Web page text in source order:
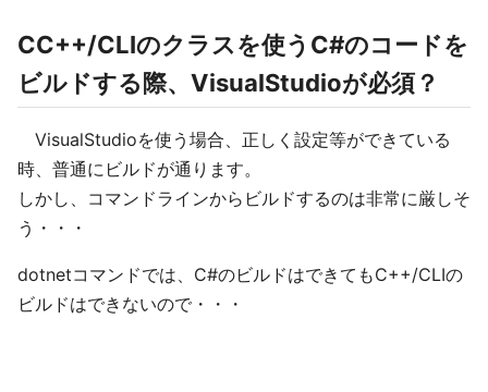
CC++/CLIのクラスを使うC#のコードを
ビルドする際、VisualStudioが必須？
VisualStudioを使う場合、正しく設定等ができている
時、普通にビルドが通ります。
しかし、コマンドラインからビルドするのは非常に厳しそ
う・・・
dotnetコマンドでは、C#のビルドはできてもC++/CLIの
ビルドはできないので・・・